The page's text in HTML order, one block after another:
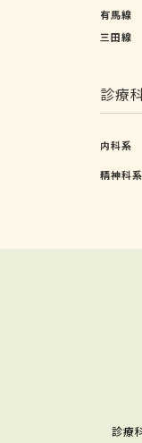
有馬線
三田線
診療
内科系
精神科系
診療